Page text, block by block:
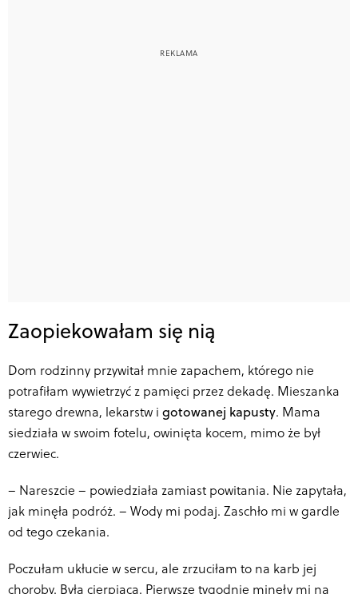
Zaopiekowałam się nią
Dom rodzinny przywitał mnie zapachem, którego nie
potrafiłam wywietrzyć z pamięci przez dekadę. Mieszanka
starego drewna, lekarstw i gotowanej kapusty. Mama
siedziała w swoim fotelu, owinięta kocem, mimo że był
czerwiec.
– Nareszcie – powiedziała zamiast powitania. Nie zapytała,
jak minęła podróż. – Wody mi podaj. Zaschło mi w gardle
od tego czekania.
Poczułam ukłucie w sercu, ale zrzuciłam to na karb jej
choroby. Była cierpiąca. Pierwsze tygodnie minęły mi na